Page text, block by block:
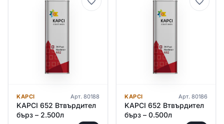
KAPCI Арт. 80188
KAPCI 652 Втвърдител
бърз – 2.500л
KAPCI Арт. 80186
KAPCI 652 Втвърдител
бърз – 0.500л